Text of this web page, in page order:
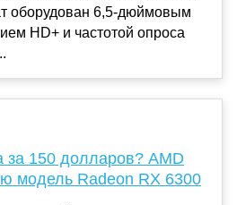
оборудован 6,5-дюймовым
HD+ и частотой опроса
за 150 долларов? AMD
модель Radeon RX 6300